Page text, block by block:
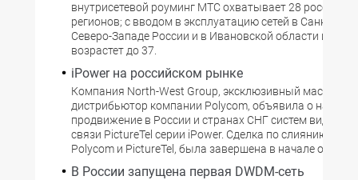
внутрисетевой роуминг МТС охватывает 28
регионов; с вводом в эксплуатацию сетей в Санкт-
Северо-Западе России и в Ивановской области их
возрастет до 37.
iPower на российском рынке
Компания North-West Group, эксклюзивный мастер-
дистрибьютор компании Polycom, объявила о
продвижение в России и странах СНГ систем
связи PictureTel серии iPower. Сделка по слиянию
Polycom и PictureTel, была завершена в начале
В России запущена первая DWDM-сеть